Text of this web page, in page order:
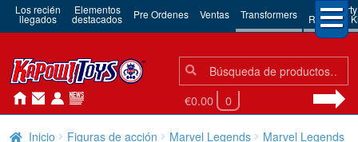
Los recién
llegados
Elementos
destacados Pre Ordenes Ventas Transformers 3rd Party
Robots &
Búsqueda:
Búsqueda
€0.00 0
Inicio Figuras de acción Marvel Legends
Marvel Legends